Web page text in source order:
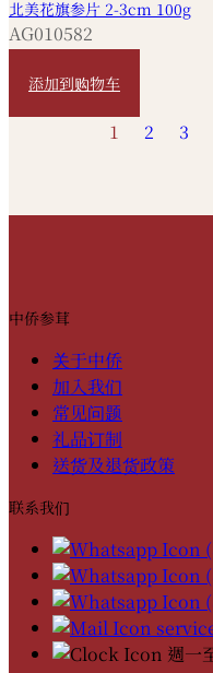
北美花旗参片 2-3cm 100g
AG010582
添加到购物车
1 2 3
中侨参茸
关于中侨
加入我们
常见问题
礼品订制
送货及退货政策
联系我们
週一